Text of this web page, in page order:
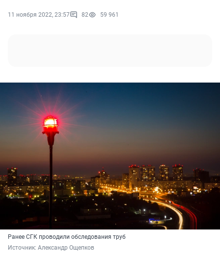
11 ноября 2022, 23:57 82 59 961
Ранее СГК проводили обследования труб
Источник: Александр Ощепков